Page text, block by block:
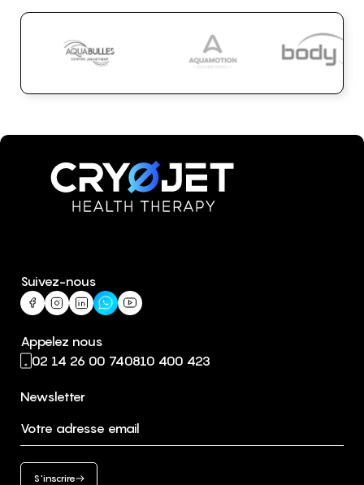
Suivez-nous
Appelez nous
02 14 26 00 740810 400 423
Newsletter
Votre adresse email
S'inscrire